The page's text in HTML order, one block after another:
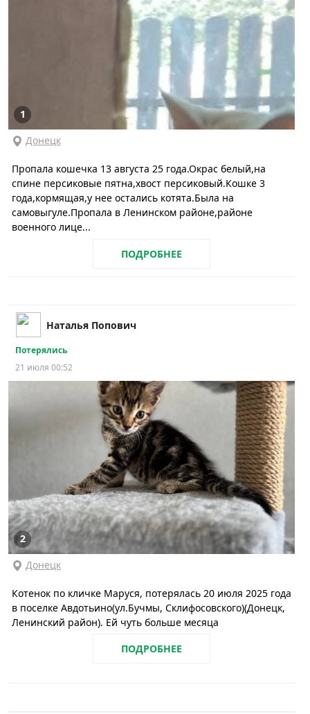
1
Донецк
Пропала кошечка 13 августа 25 года.Окрас белый,на
спине персиковые пятна,хвост персиковый.Кошке 3
года,кормящая,у нее остались котята.Была на
самовыгуле.Пропала в Ленинском районе,районе
военного лице...
ПОДРОБНЕЕ
Наталья Попович
Потерялись
21 июля 00:52
2
Донецк
Котенок по кличке Маруся, потерялась 20 июля 2025 года
в поселке Авдотьино(ул.Бучмы, Склифосовского)(Донецк,
Ленинский район). Ей чуть больше месяца
ПОДРОБНЕЕ